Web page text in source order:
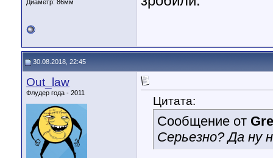
Диаметр: 86мм
30.08.2018, 22:45
Out_law
Флудер года - 2011
Цитата:
Сообщение от
Серьезно? Да ну